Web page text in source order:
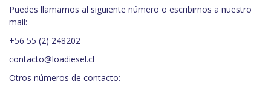
Puedes llamarnos al siguiente número o escribirnos a nuestro
mail:
+56 55 (2) 248202
contacto@loadiesel.cl
Otros números de contacto: